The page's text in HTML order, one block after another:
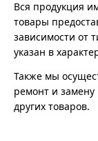
Вся продукция
товары
зависимости от
указан в
Также мы
ремонт и
других товаров.